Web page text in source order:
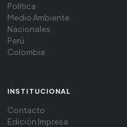
Política
Medio Ambiente
Nacionales
Perú
Colombia
INSTITUCIONAL
Contacto
Edición Impresa